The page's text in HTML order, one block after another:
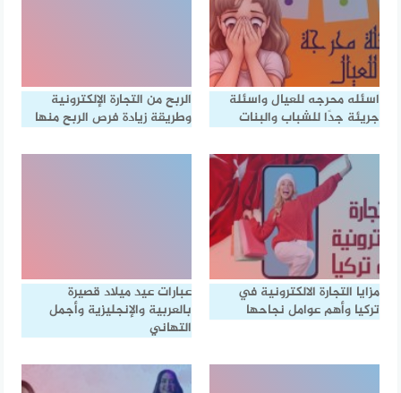
اسئله محرجه للعيال واسئلة
جريئة جدًا للشباب والبنات
الربح من التجارة الإلكترونية
وطريقة زيادة فرص الربح منها
مزايا التجارة الالكترونية في
تركيا وأهم عوامل نجاحها
عبارات عيد ميلاد قصيرة
بالعربية والإنجليزية وأجمل
التهاني